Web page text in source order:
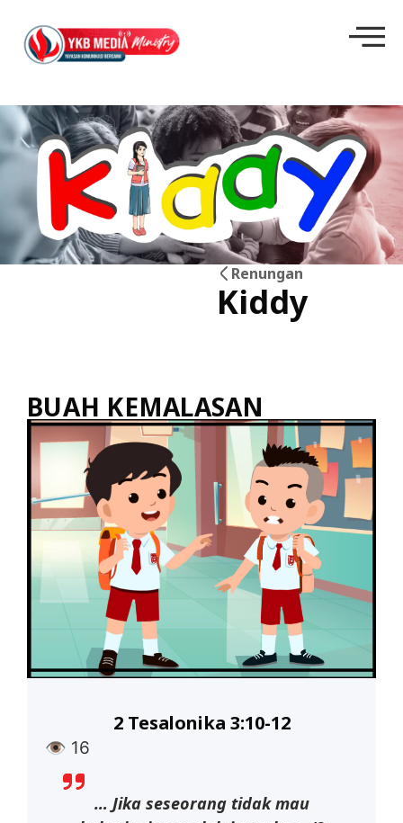
Renungan
Kiddy
BUAH KEMALASAN
👁 16
2 Tesalonika 3:10-12
… Jika seseorang tidak mau